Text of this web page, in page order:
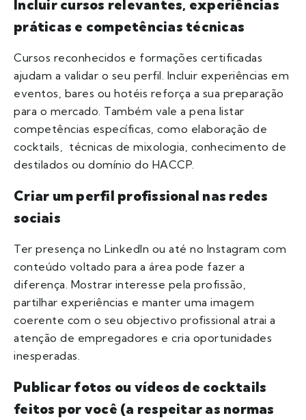
Incluir cursos relevantes, experiências
práticas e competências técnicas
Cursos reconhecidos e formações certificadas
ajudam a validar o seu perfil. Incluir experiências em
eventos, bares ou hotéis reforça a sua preparação
para o mercado. Também vale a pena listar
competências específicas, como elaboração de
cocktails, técnicas de mixologia, conhecimento de
destilados ou domínio do HACCP.
Criar um perfil profissional nas redes
sociais
Ter presença no LinkedIn ou até no Instagram com
conteúdo voltado para a área pode fazer a
diferença. Mostrar interesse pela profissão,
partilhar experiências e manter uma imagem
coerente com o seu objectivo profissional atrai a
atenção de empregadores e cria oportunidades
inesperadas.
Publicar fotos ou vídeos de cocktails
feitos por você (a respeitar as normas